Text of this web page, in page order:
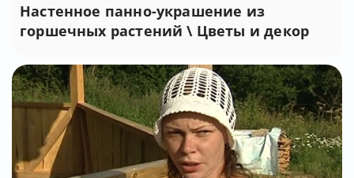
Настенное панно-украшение из
горшечных растений \ Цветы и декор